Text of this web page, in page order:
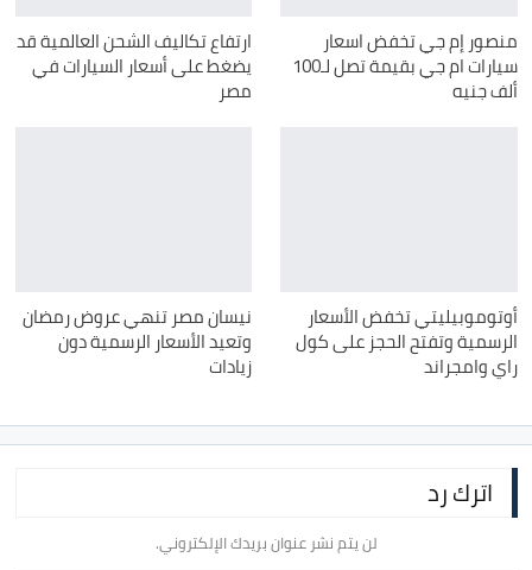
منصور إم جي تخفض اسعار
سيارات ام جي بقيمة تصل لـ100
ألف جنيه
ارتفاع تكاليف الشحن العالمية قد
يضغط على أسعار السيارات في
مصر
أوتوموبيليتي تخفض الأسعار
الرسمية وتفتح الحجز على كول
راي وامجراند
نيسان مصر تنهي عروض رمضان
وتعيد الأسعار الرسمية دون
زيادات
اترك رد
لن يتم نشر عنوان بريدك الإلكتروني.